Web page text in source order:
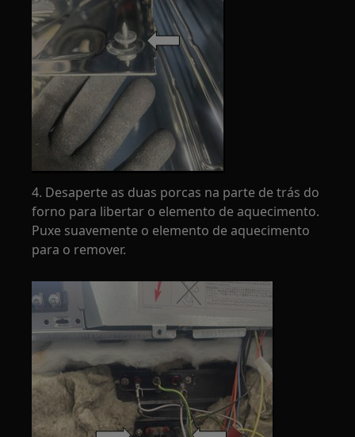
4. Desaperte as duas porcas na parte de trás do
forno para libertar o elemento de aquecimento.
Puxe suavemente o elemento de aquecimento
para o remover.